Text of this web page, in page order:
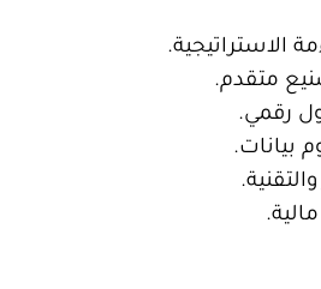
الاستراتيجية.
متقدم.
رقمي.
بيانات.